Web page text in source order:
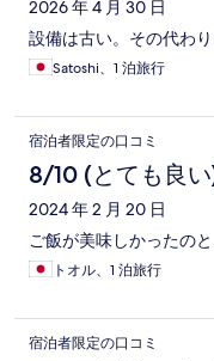
ミ
2026 年 4 月 30 日
設備は古い。その代わ
Satoshi、1 泊旅行
宿泊者限定の口コミ
8/10 (とても良
2024 年 2 月 20 日
ご飯が美味しかったの
トオル、1 泊旅行
宿泊者限定の口コミ